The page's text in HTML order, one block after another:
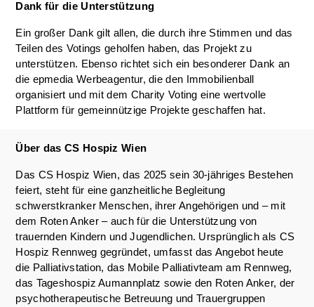
Dank für die Unterstützung
Ein großer Dank gilt allen, die durch ihre Stimmen und das
Teilen des Votings geholfen haben, das Projekt zu
unterstützen. Ebenso richtet sich ein besonderer Dank an
die epmedia Werbeagentur, die den Immobilienball
organisiert und mit dem Charity Voting eine wertvolle
Plattform für gemeinnützige Projekte geschaffen hat.
Über das CS Hospiz Wien
Das CS Hospiz Wien, das 2025 sein 30-jähriges Bestehen
feiert, steht für eine ganzheitliche Begleitung
schwerstkranker Menschen, ihrer Angehörigen und – mit
dem Roten Anker – auch für die Unterstützung von
trauernden Kindern und Jugendlichen. Ursprünglich als CS
Hospiz Rennweg gegründet, umfasst das Angebot heute
die Palliativstation, das Mobile Palliativteam am Rennweg,
das Tageshospiz Aumannplatz sowie den Roten Anker, der
psychotherapeutische Betreuung und Trauergruppen